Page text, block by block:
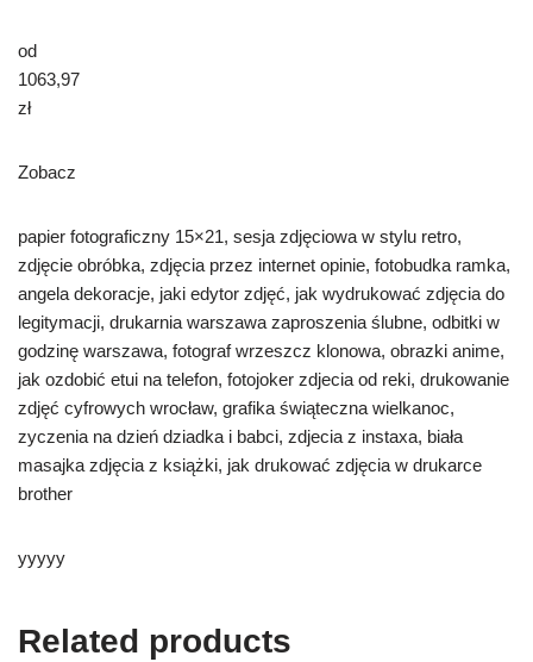
od
1063,97
zł
Zobacz
papier fotograficzny 15×21, sesja zdjęciowa w stylu retro,
zdjęcie obróbka, zdjęcia przez internet opinie, fotobudka ramka,
angela dekoracje, jaki edytor zdjęć, jak wydrukować zdjęcia do
legitymacji, drukarnia warszawa zaproszenia ślubne, odbitki w
godzinę warszawa, fotograf wrzeszcz klonowa, obrazki anime,
jak ozdobić etui na telefon, fotojoker zdjecia od reki, drukowanie
zdjęć cyfrowych wrocław, grafika świąteczna wielkanoc,
zyczenia na dzień dziadka i babci, zdjecia z instaxa, biała
masajka zdjęcia z książki, jak drukować zdjęcia w drukarce
brother
yyyyy
Related products